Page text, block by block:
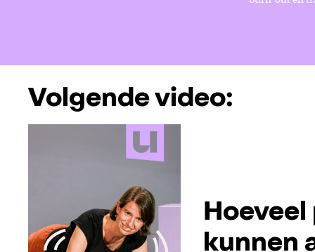
Volgende video:
kunnen